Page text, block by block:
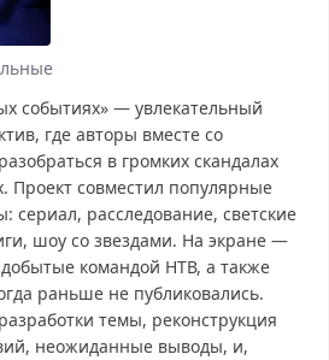
событиях» — увлекательный
где авторы вместе со
в громких скандалах
Проект совместил популярные
сериал, расследование, светские
шоу со звездами. На экране —
командой НТВ, а также
раньше не публиковались.
темы, реконструкция
неожиданные выводы, и,